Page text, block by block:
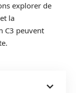
explorer de
la
C3 peuvent